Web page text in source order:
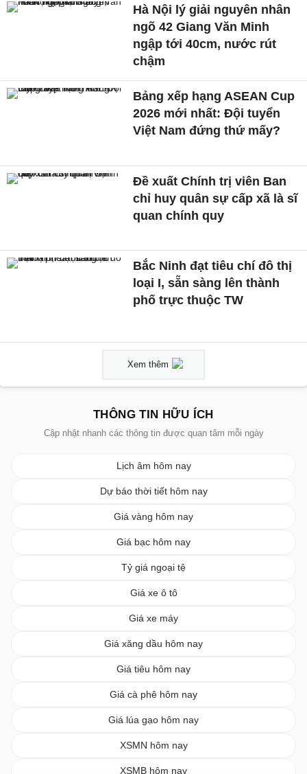
Hà Nội lý giải nguyên nhân
ngõ 42 Giang Văn Minh
ngập tới 40cm, nước rút
chậm
Bảng xếp hạng ASEAN Cup
2026 mới nhất: Đội tuyển
Việt Nam đứng thứ mấy?
Đề xuất Chính trị viên Ban
chỉ huy quân sự cấp xã là sĩ
quan chính quy
Bắc Ninh đạt tiêu chí đô thị
loại I, sẵn sàng lên thành
phố trực thuộc TW
Xem thêm
THÔNG TIN HỮU ÍCH
Cập nhật nhanh các thông tin được quan tâm mỗi ngày
Lịch âm hôm nay
Dự báo thời tiết hôm nay
Giá vàng hôm nay
Giá bạc hôm nay
Tỷ giá ngoại tệ
Giá xe ô tô
Giá xe máy
Giá xăng dầu hôm nay
Giá tiêu hôm nay
Giá cà phê hôm nay
Giá lúa gạo hôm nay
XSMN hôm nay
XSMB hôm nay